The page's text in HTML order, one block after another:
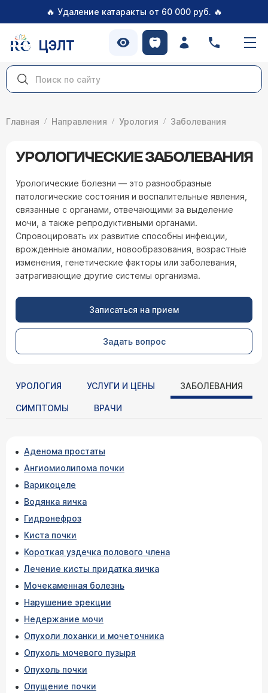
🔥 Удаление катаракты от 60 000 руб. 🔥
ЦЭЛТ
Главная Направления Урология Заболевания
УРОЛОГИЧЕСКИЕ ЗАБОЛЕВАНИЯ
Урологические болезни — это разнообразные
патологические состояния и воспалительные явления,
связанные с органами, отвечающими за выделение
мочи, а также репродуктивными органами.
Спровоцировать их развитие способны инфекции,
врожденные аномалии, новообразования, возрастные
изменения, генетические факторы или заболевания,
затрагивающие другие системы организма.
Записаться на прием
Задать вопрос
УРОЛОГИЯ УСЛУГИ И ЦЕНЫ ЗАБОЛЕВАНИЯ
СИМПТОМЫ ВРАЧИ
Аденома простаты
Ангиомиолипома почки
Варикоцеле
Водянка яичка
Гидронефроз
Киста почки
Короткая уздечка полового члена
Лечение кисты придатка яичка
Мочекаменная болезнь
Нарушение эрекции
Недержание мочи
Опухоли лоханки и мочеточника
Опухоль мочевого пузыря
Опухоль почки
Опущение почки